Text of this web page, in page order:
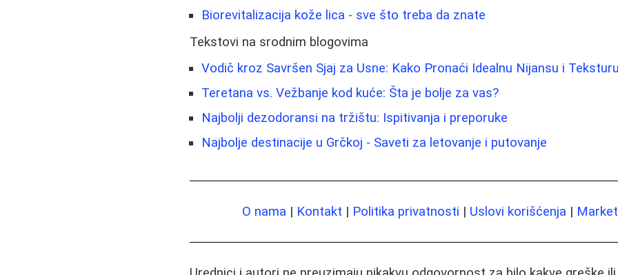
Biorevitalizacija kože lica - sve što treba da znate
Tekstovi na srodnim blogovima
Vodič kroz Savršen Sjaj za Usne: Kako Pronaći Idealnu Nijansu i Teksturu
Teretana vs. Vežbanje kod kuće: Šta je bolje za vas?
Najbolji dezodoransi na tržištu: Ispitivanja i preporuke
Najbolje destinacije u Grčkoj - Saveti za letovanje i putovanje
O nama | Kontakt | Politika privatnosti | Uslovi korišćenja |